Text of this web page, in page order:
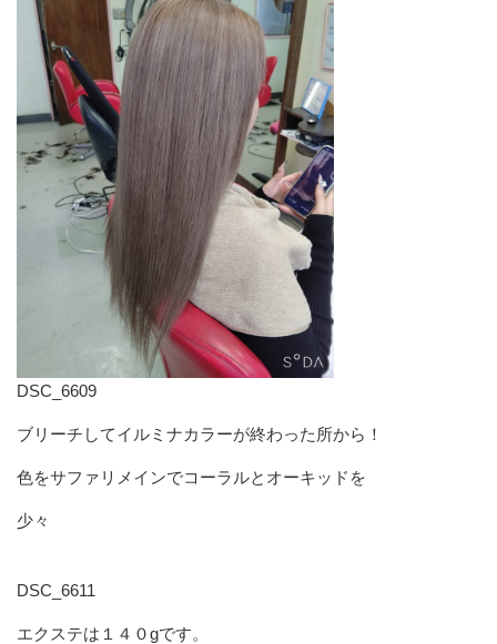
DSC_6609
ブリーチしてイルミナカラーが終わった所から！
色をサファリメインでコーラルとオーキッドを
少々
DSC_6611
エクステは１４０gです。